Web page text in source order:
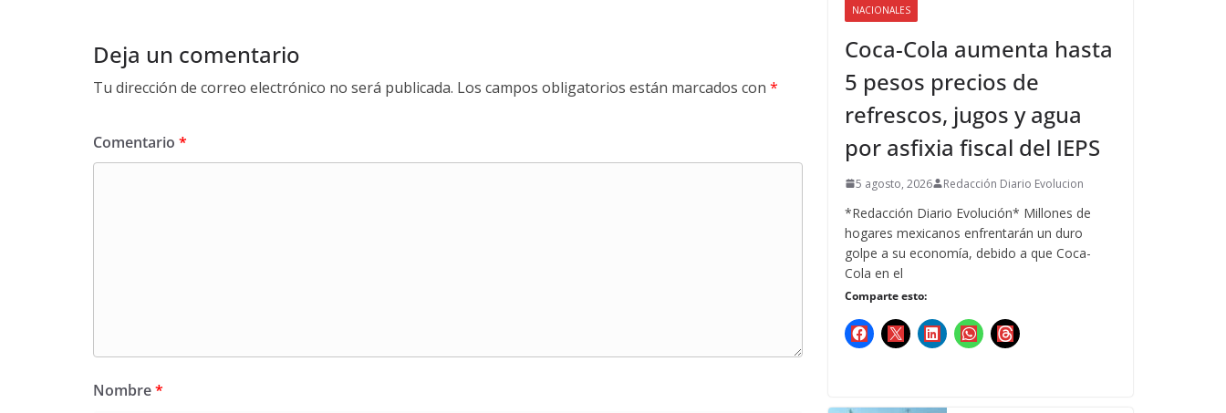
Deja un comentario
Tu dirección de correo electrónico no será publicada. Los campos obligatorios están marcados con *
Comentario *
Nombre*
NACIONALES
Coca-Cola aumenta hasta
5 pesos precios de
refrescos, jugos y agua
por asfixia fiscal del IEPS
5 agosto, 2026 Redacción Diario Evolucion
*Redacción Diario Evolución* Millones de
hogares mexicanos enfrentarán un duro
golpe a su economía, debido a que Coca-
Cola en el
Comparte esto: